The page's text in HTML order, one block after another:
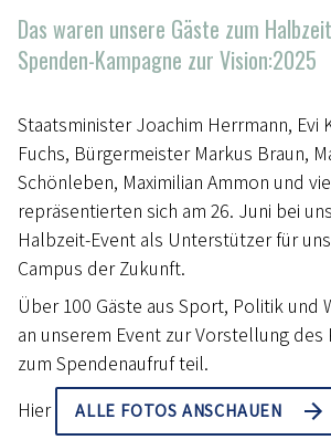
Das waren unsere Gäste zum
Spenden-Kampagne zur Vision:2025
Staatsminister Joachim Herrmann, Evi
Fuchs, Bürgermeister Markus Braun,
Schönleben, Maximilian Ammon und
repräsentierten sich am 26. Juni bei
Halbzeit-Event als Unterstützer für
Campus der Zukunft.
Über 100 Gäste aus Sport, Politik und
an unserem Event zur Vorstellung des
zum Spendenaufruf teil.
Hier
ALLE FOTOS ANSCHAUEN